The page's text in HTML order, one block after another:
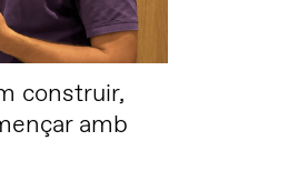
construir,
amb